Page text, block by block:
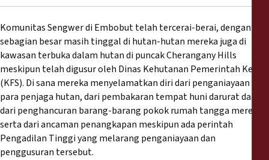
Legal Submissions
Declarations
Annual Reports
Komunitas Sengwer di Embobut telah tercerai-berai, dengan
sebagian besar masih tinggal di hutan-hutan mereka juga di
kawasan terbuka dalam hutan di puncak Cherangany Hills
meskipun telah digusur oleh Dinas Kehutanan Pemerintah Kenya
(KFS). Di sana mereka menyelamatkan diri dari penganiayaan
para penjaga hutan, dari pembakaran tempat huni darurat dan
dari penghancuran barang-barang pokok rumah tangga mereka,
serta dari ancaman penangkapan meskipun ada perintah
Pengadilan Tinggi yang melarang penganiayaan dan
penggusuran tersebut.